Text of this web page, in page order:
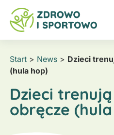
Start > News > Dzieci
(hula hop)
Dzieci
obręcze